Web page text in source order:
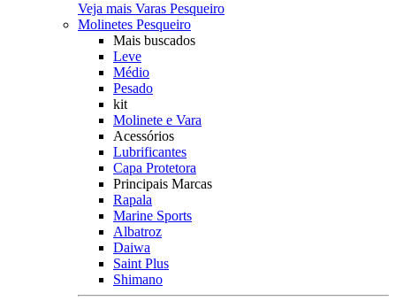
Veja mais Varas Pesqueiro
Molinetes Pesqueiro
Mais buscados
Leve
Médio
Pesado
kit
Molinete e Vara
Acessórios
Lubrificantes
Capa Protetora
Principais Marcas
Rapala
Marine Sports
Albatroz
Daiwa
Saint Plus
Shimano